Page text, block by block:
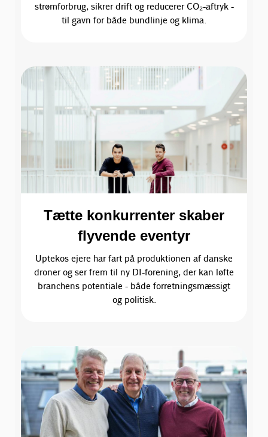
strømforbrug, sikrer drift og reducerer CO₂-aftryk -
til gavn for både bundlinje og klima.
Tætte konkurrenter skaber
flyvende eventyr
Uptekos ejere har fart på produktionen af danske
droner og ser frem til ny DI-forening, der kan løfte
branchens potentiale - både forretningsmæssigt
og politisk.